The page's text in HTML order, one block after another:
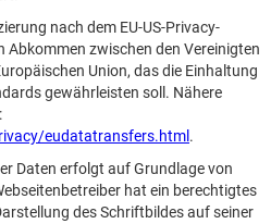
nach dem EU-US-Privacy-
Abkommen zwischen den Vereinigten
Union, das die Einhaltung
gewährleisten soll. Nähere
eudatatransfers.html .
Daten erfolgt auf Grundlage von
hat ein berechtigtes
des Schriftbildes auf seiner